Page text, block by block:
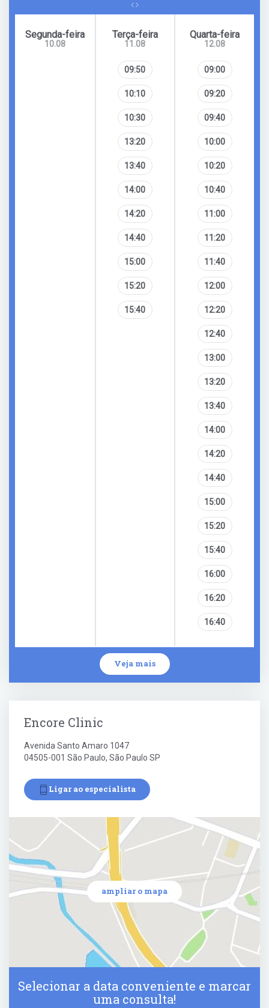
Segunda-feira
10.08
Terça-feira
11.08
09:50
10:10
10:30
13:20
13:40
14:00
14:20
14:40
15:00
15:20
15:40
Quarta-feira
12.08
09:00
09:20
09:40
10:00
10:20
10:40
11:00
11:20
11:40
12:00
12:20
12:40
13:00
13:20
13:40
14:00
14:20
14:40
15:00
15:20
15:40
16:00
16:20
16:40
Veja mais
Encore Clinic
Avenida Santo Amaro 1047
04505-001 São Paulo, São Paulo SP
Ligar ao especialista
ampliar o mapa
Selecionar a data conveniente e marcar
uma consulta!